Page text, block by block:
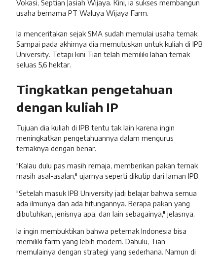
Vokasi, Septian Jasiah Wijaya. Kini, ia sukses membangun
usaha bernama PT Waluya Wijaya Farm.
Ia menceritakan sejak SMA sudah memulai usaha ternak.
Sampai pada akhirnya dia memutuskan untuk kuliah di IPB
University. Tetapi kini Tian telah memiliki lahan ternak
seluas 5,6 hektar.
Tingkatkan pengetahuan
dengan kuliah IP
Tujuan dia kuliah di IPB tentu tak lain karena ingin
meningkatkan pengetahuannya dalam mengurus
ternaknya dengan benar.
"Kalau dulu pas masih remaja, memberikan pakan ternak
masih asal-asalan," ujarnya seperti dikutip dari laman IPB.
"Setelah masuk IPB University jadi belajar bahwa semua
ada ilmunya dan ada hitungannya. Berapa pakan yang
dibutuhkan, jenisnya apa, dan lain sebagainya," jelasnya.
Ia ingin membuktikan bahwa peternak Indonesia bisa
memiliki farm yang lebih modern. Dahulu, Tian
memulainya dengan strategi yang sederhana. Namun di